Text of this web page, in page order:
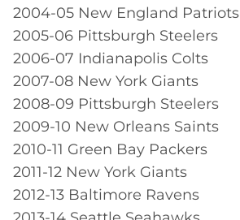
2004-05 New England Patriots
2005-06 Pittsburgh Steelers
2006-07 Indianapolis Colts
2007-08 New York Giants
2008-09 Pittsburgh Steelers
2009-10 New Orleans Saints
2010-11 Green Bay Packers
2011-12 New York Giants
2012-13 Baltimore Ravens